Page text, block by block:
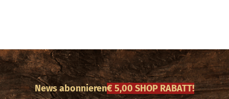
News abonnieren€ 5,00 SHOP RABATT!